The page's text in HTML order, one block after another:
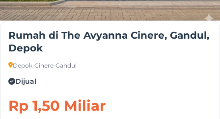
Rumah di The Avyanna Cinere, Gandul,
Depok
Depok›Cinere›Gandul
Dijual
Rp 1,50 Miliar